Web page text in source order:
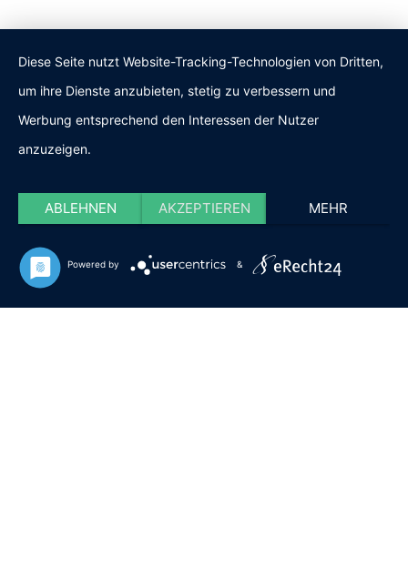
Diese Seite nutzt Website-Tracking-Technologien von Dritten,
um ihre Dienste anzubieten, stetig zu verbessern und
Werbung entsprechend den Interessen der Nutzer
anzuzeigen.
ABLEHNEN AKZEPTIEREN MEHR
Powered by &